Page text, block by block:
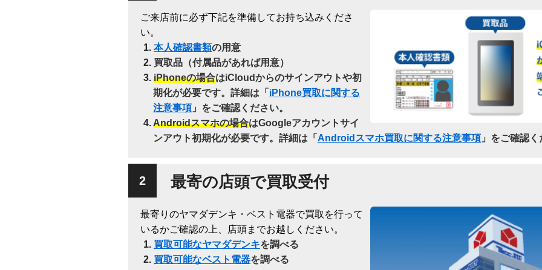
ご来店前に必ず下記を準備してお持ち込みくださ
い。
本人確認書類の用意
買取品（付属品があれば用意）
iPhoneの場合はiCloudからのサインアウトや初
期化が必要です。詳細は「 iPhone買取に関する
注意事項 」をご確認ください。
Androidスマホの場合はGoogleアカウントサイ
ンアウト初期化が必要です。詳細は「 Androidスマホ買取に関する注意事項 」をご確認
最寄の店頭で買取受付
最寄りのヤマダデンキ・ベスト電器で買取を行って
いるかご確認の上、店頭までお越しください。
買取可能なヤマダデンキを調べる
買取可能なベスト電器を調べる